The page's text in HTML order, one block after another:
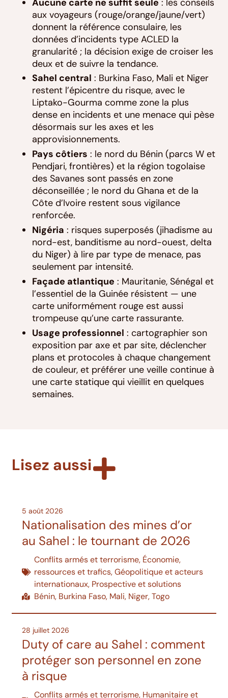
aux voyageurs (rouge/orange/jaune/vert)
donnent la référence consulaire, les
données d’incidents type ACLED la
granularité ; la décision exige de croiser les
deux et de suivre la tendance.
Sahel central : Burkina Faso, Mali et Niger
restent l’épicentre du risque, avec le
Liptako-Gourma comme zone la plus
dense en incidents et une menace qui pèse
désormais sur les axes et les
approvisionnements.
Pays côtiers : le nord du Bénin (parcs W et
Pendjari, frontières) et la région togolaise
des Savanes sont passés en zone
déconseillée ; le nord du Ghana et de la
Côte d’Ivoire restent sous vigilance
renforcée.
Nigéria : risques superposés (jihadisme au
nord-est, banditisme au nord-ouest, delta
du Niger) à lire par type de menace, pas
seulement par intensité.
Façade atlantique : Mauritanie, Sénégal et
l’essentiel de la Guinée résistent — une
carte uniformément rouge est aussi
trompeuse qu’une carte rassurante.
Usage professionnel : cartographier son
exposition par axe et par site, déclencher
plans et protocoles à chaque changement
de couleur, et préférer une veille continue à
une carte statique qui vieillit en quelques
semaines.
Lisez aussi
5 août 2026
Nationalisation des mines d’or
au Sahel : le tournant de 2026
Conflits armés et terrorisme, Économie,
ressources et trafics,Géopolitique et acteurs
internationaux, Prospective et solutions
Bénin, Burkina Faso, Mali, Niger,Togo
28 juillet 2026
Duty of care au Sahel : comment
protéger son personnel en zone
à risque
Conflits armés et terrorisme, Humanitaire et